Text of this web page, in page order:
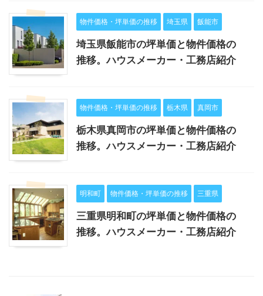
物件価格・坪単価の推移 埼玉県 飯能市
埼玉県飯能市の坪単価と物件価格の
推移。ハウスメーカー・工務店紹介
物件価格・坪単価の推移 栃木県 真岡市
栃木県真岡市の坪単価と物件価格の
推移。ハウスメーカー・工務店紹介
明和町 物件価格・坪単価の推移 三重県
三重県明和町の坪単価と物件価格の
推移。ハウスメーカー・工務店紹介